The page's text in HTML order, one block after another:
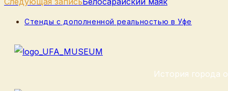
Рубрика
Стенды с дополненной реальностью в Уфе
История города